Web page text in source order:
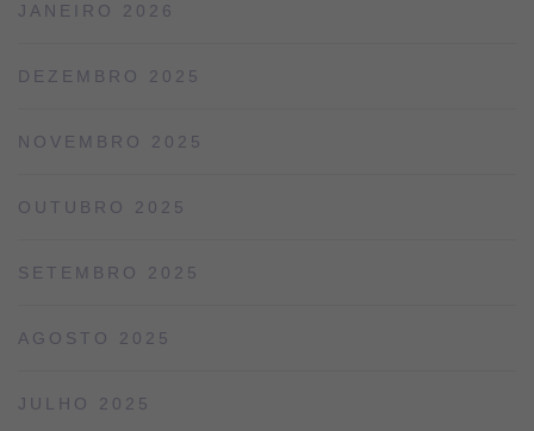
JANEIRO 2026
DEZEMBRO 2025
NOVEMBRO 2025
OUTUBRO 2025
SETEMBRO 2025
AGOSTO 2025
JULHO 2025